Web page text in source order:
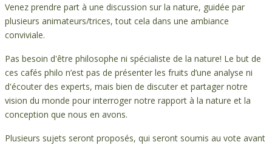
Venez prendre part à une discussion sur la nature, guidée par
plusieurs animateurs/trices, tout cela dans une ambiance
conviviale.
Pas besoin d'être philosophe ni spécialiste de la nature! Le but de
ces cafés philo n’est pas de présenter les fruits d’une analyse ni
d'écouter des experts, mais bien de discuter et partager notre
vision du monde pour interroger notre rapport à la nature et la
conception que nous en avons.
Plusieurs sujets seront proposés, qui seront soumis au vote avant